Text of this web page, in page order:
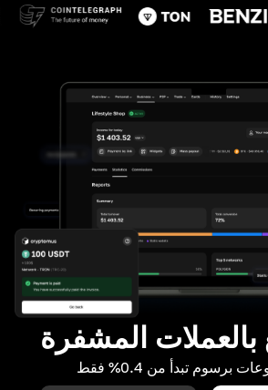
بالعملات المشفرة
برسوم تبدأ من 0.4% فقط